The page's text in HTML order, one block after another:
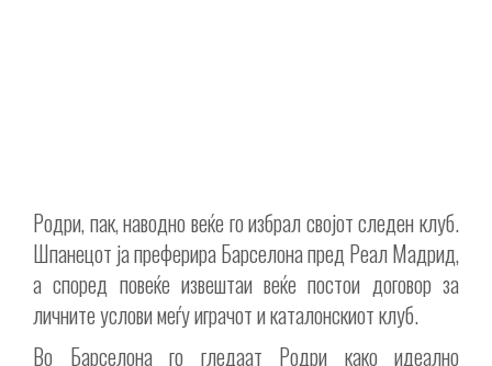
Родри, пак, наводно веќе го избрал својот следен клуб.
Шпанецот ја преферира Барселона пред Реал Мадрид,
а според повеќе извештаи веќе постои договор за
личните услови меѓу играчот и каталонскиот клуб.
Во Барселона го гледаат Родри како идеално